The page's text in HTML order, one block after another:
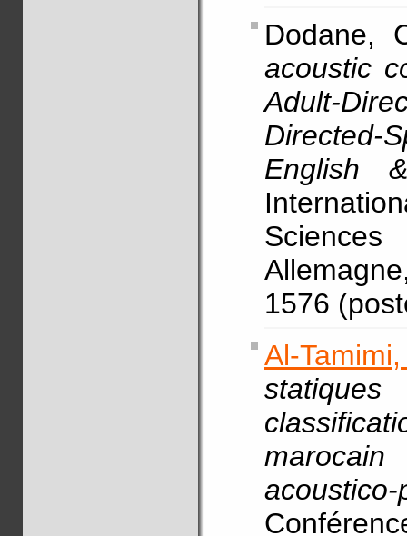
Dodane,
acoustic
Adult-
Directed-
English
1576
Al-
acoustico-